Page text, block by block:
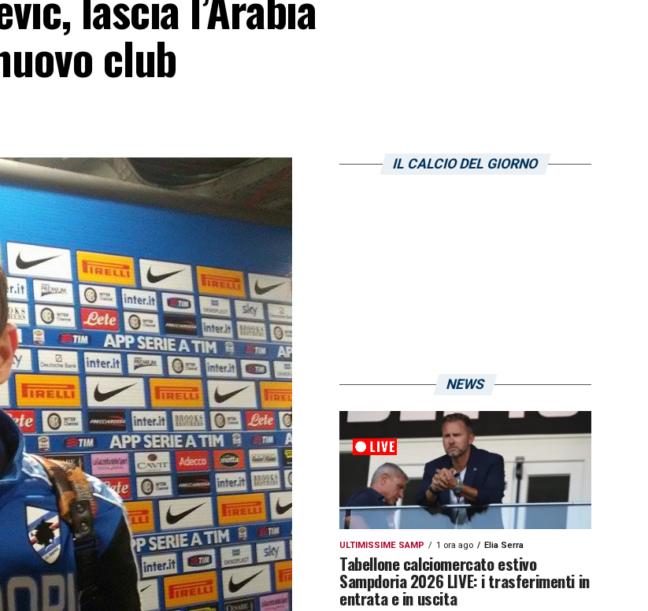
club
IL CALCIO DEL GIORNO
NEWS
ULTIMISSIME SAMP 1 ora ago Elia Serra
Tabellone calciomercato estivo
Sampdoria 2026 LIVE: i trasferimenti in
entrata e in uscita